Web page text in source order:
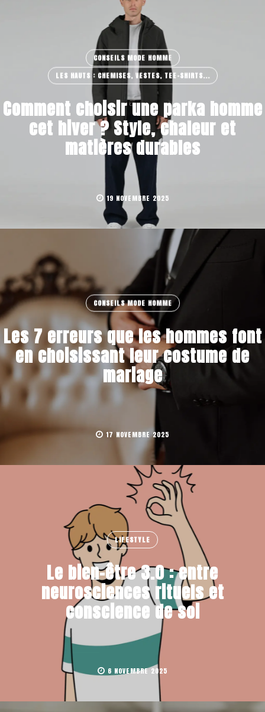
CONSEILS MODE HOMME
LES HAUTS : CHEMISES, VESTES, TEE-SHIRTS...
Comment choisir une parka homme
cet hiver ? Style, chaleur et
matières durables
19 NOVEMBRE 2025
CONSEILS MODE HOMME
Les 7 erreurs que les hommes font
en choisissant leur costume de
mariage
17 NOVEMBRE 2025
LIFESTYLE
Le bien-être 3.0 : entre
neurosciences rituels et
conscience de soi
6 NOVEMBRE 2025